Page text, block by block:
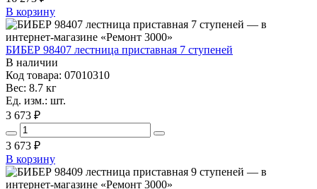
В корзину
БИБЕР 98407 лестница приставная 7 ступеней
В наличии
Код товара: 07010310
Вес: 8.7 кг
Ед. изм.: шт.
3 673 ₽
3 673 ₽
В корзину